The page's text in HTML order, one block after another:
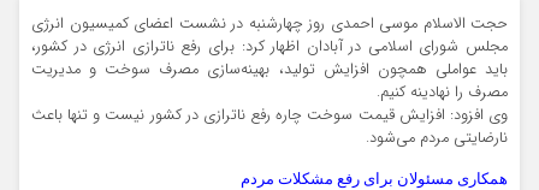
حجت الاسلام موسی احمدی روز چهارشنبه در نشست اعضای کمیسیون انرژی
مجلس شورای اسلامی در آبادان اظهار کرد: برای رفع ناترازی انرژی در کشور،
باید عواملی همچون افزایش تولید، بهینه‌سازی مصرف سوخت و مدیریت
مصرف را نهادینه کنیم.
وی افزود: افزایش قیمت سوخت چاره رفع ناترازی در کشور نیست و تنها باعث
نارضایتی مردم می‌شود.
همکاری مسئولان برای رفع مشکلات مردم